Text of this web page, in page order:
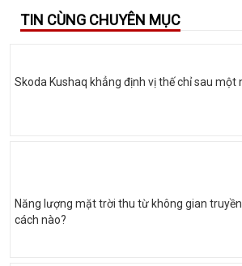
TIN CÙNG CHUYÊN MỤC
Skoda Kushaq khẳng định vị thế chỉ sau một
Năng lượng mặt trời thu từ không gian
cách nào?